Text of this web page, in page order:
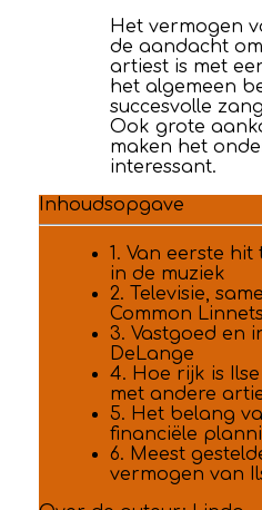
Het vermogen
de aandacht
artiest is met
het algemeen
succesvolle
Ook grote
maken het
interessant.
Inhoudsopgave
1. Van eerste
in de muziek
2. Televisie,
Common Linnets
3. Vastgoed en
DeLange
4. Hoe rijk is
met andere
5. Het belang
financiële
6. Meest
vermogen van